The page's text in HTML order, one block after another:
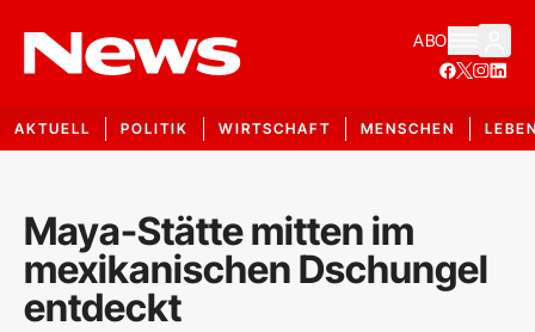
ABO
AKTUELL POLITIK WIRTSCHAFT MENSCHEN
Maya-Stätte mitten im
mexikanischen Dschungel
entdeckt